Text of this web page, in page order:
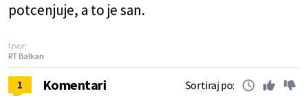
potcenjuje, a to je san.
Izvor:
RT Balkan
1 Komentari Sortiraj po: